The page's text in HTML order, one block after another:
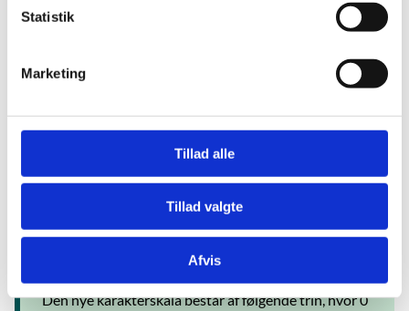
Statistik
Marketing
Tillad alle
Tillad valgte
Afvis
Læs mere
Om aftale om ny gymnasieuddannelse
Om ekspertgruppen for ny karakterskala
Den nye karakterskala
Den nye karakterskala består af følgende trin, hvor 0